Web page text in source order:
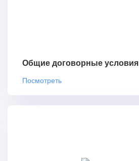
Общие договорные условия
Посмотреть